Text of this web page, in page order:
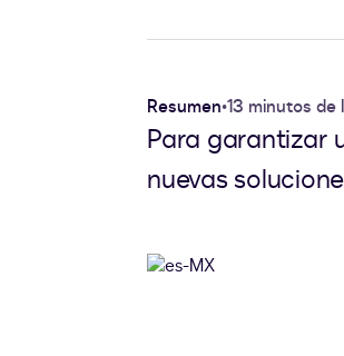
Resumen•13 minutos de
Para garantizar
nuevas